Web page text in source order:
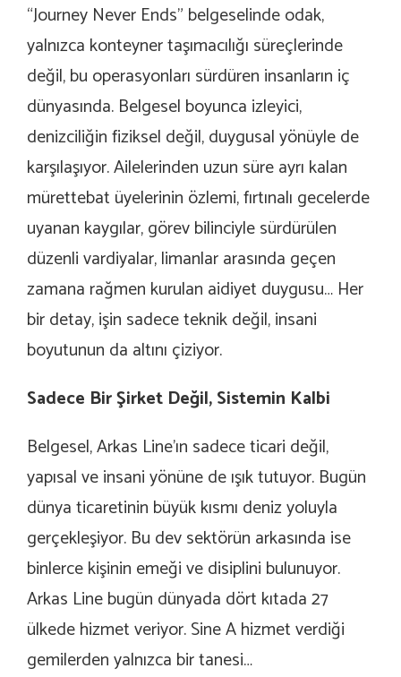
“Journey Never Ends” belgeselinde odak,
yalnızca konteyner taşımacılığı süreçlerinde
değil, bu operasyonları sürdüren insanların iç
dünyasında. Belgesel boyunca izleyici,
denizciliğin fiziksel değil, duygusal yönüyle de
karşılaşıyor. Ailelerinden uzun süre ayrı kalan
mürettebat üyelerinin özlemi, fırtınalı gecelerde
uyanan kaygılar, görev bilinciyle sürdürülen
düzenli vardiyalar, limanlar arasında geçen
zamana rağmen kurulan aidiyet duygusu… Her
bir detay, işin sadece teknik değil, insani
boyutunun da altını çiziyor.
Sadece Bir Şirket Değil, Sistemin Kalbi
Belgesel, Arkas Line’ın sadece ticari değil,
yapısal ve insani yönüne de ışık tutuyor. Bugün
dünya ticaretinin büyük kısmı deniz yoluyla
gerçekleşiyor. Bu dev sektörün arkasında ise
binlerce kişinin emeği ve disiplini bulunuyor.
Arkas Line bugün dünyada dört kıtada 27
ülkede hizmet veriyor. Sine A hizmet verdiği
gemilerden yalnızca bir tanesi…